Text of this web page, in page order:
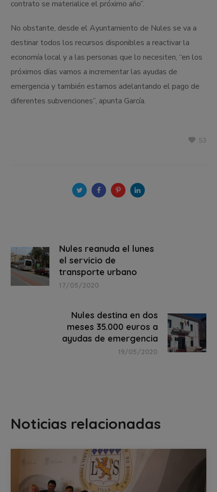
contrato se materialice el próximo año”.
No obstante, desde el Ayuntamiento de Nules se va a
destinar todos los recursos disponibles a reactivar la
economía local y a las personas que lo necesiten, “en los
próximos días vamos a incrementar las ayudas de
emergencia y también estamos adelantando el pago de
diferentes subvenciones”, apunta García.
53
Nules reanuda el lunes
el servicio de
transporte urbano
17/05/2020
Nules destina en dos
meses 35.000 euros a
ayudas de emergencia
19/05/2020
Noticias relacionadas